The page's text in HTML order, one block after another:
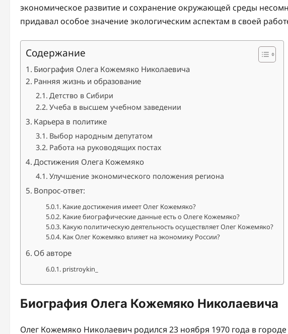
экономическое развитие и сохранение окружающей среды
придавал особое значение экологическим аспектам в своей
Содержание
Биография Олега Кожемяко Николаевича
Ранняя жизнь и образование
Детство в Сибири
Учеба в высшем учебном заведении
Карьера в политике
Выбор народным депутатом
Работа на руководящих постах
Достижения Олега Кожемяко
Улучшение экономического положения региона
Вопрос-ответ:
Какие достижения имеет Олег Кожемяко?
Какие биографические данные есть о Олеге Кожемяко?
Какую политическую деятельность осуществляет Олег Кожемяко?
Как Олег Кожемяко влияет на экономику России?
Об авторе
pristroykin_
Биография Олега Кожемяко Николаевича
Олег Кожемяко Николаевич родился 23 ноября 1970 года в